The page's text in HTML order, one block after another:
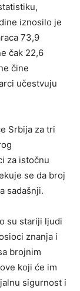
iznosilo je
73,9
čak 22,6
čine
učestvuju
Srbija za tri
za istočnu
se da broj
sadašnji.
su stariji ljudi
znanja i
brojnim
koji će im
sigurnost i